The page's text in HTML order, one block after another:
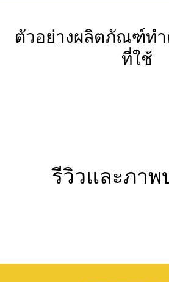
ตัวอย่างผลิตภัณฑ์ทำ
ที่ใช้
รีวิวและภาพ